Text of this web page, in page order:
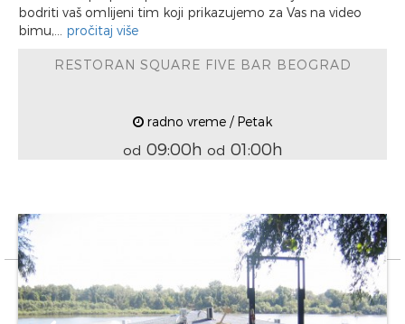
bodriti vaš omlijeni tim koji prikazujemo za Vas na video
bimu,... pročitaj više
RESTORAN SQUARE FIVE BAR BEOGRAD
radno vreme / Petak
od 09:00h od 01:00h